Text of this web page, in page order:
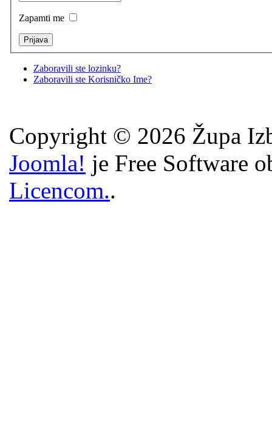
Zapamti me
Zaboravili ste lozinku?
Zaboravili ste Korisničko Ime?
Copyright © 2026 Župa
Joomla! je Free Software
Licencom..